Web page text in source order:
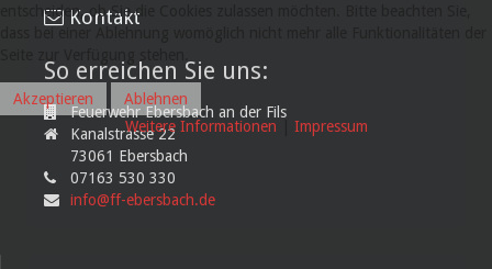
Kontakt
So erreichen Sie uns:
Feuerwehr Ebersbach an der Fils
Kanalstrasse 22
73061 Ebersbach
07163 530 330
info@ff-ebersbach.de
entscheiden, ob Sie die Cookies zulassen möchten. Bitte beachten Sie,
dass bei einer Ablehnung womöglich nicht mehr alle Funktionalitäten der
Akzeptieren
Ablehnen
Weitere Informationen
Impressum